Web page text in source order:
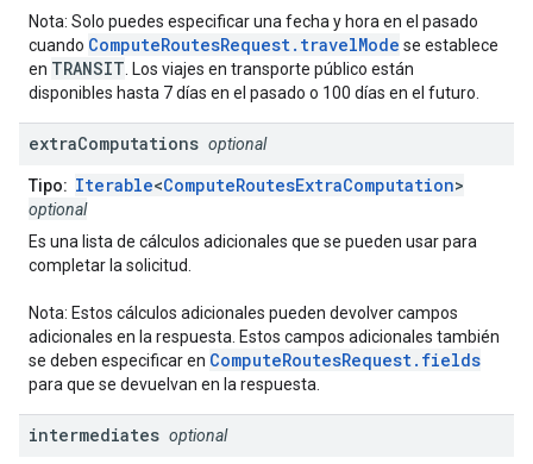
Nota: Solo puedes especificar una fecha y hora en el pasado
cuando ComputeRoutesRequest.travelMode se establece
en TRANSIT . Los viajes en transporte público están
disponibles hasta 7 días en el pasado o 100 días en el futuro.
extraComputations optional
Tipo: Iterable<ComputeRoutesExtraComputation>
optional
Es una lista de cálculos adicionales que se pueden usar para
completar la solicitud.
Nota: Estos cálculos adicionales pueden devolver campos
adicionales en la respuesta. Estos campos adicionales también
se deben especificar en ComputeRoutesRequest.fields
para que se devuelvan en la respuesta.
intermediates optional